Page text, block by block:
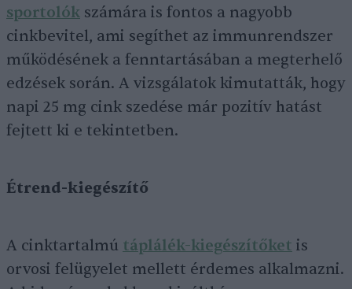
sportolók számára is fontos a nagyobb
cinkbevitel, ami segíthet az immunrendszer
működésének a fenntartásában a megterhelő
edzések során. A vizsgálatok kimutatták, hogy
napi 25 mg cink szedése már pozitív hatást
fejtett ki e tekintetben.
Étrend-kiegészítő
A cinktartalmú táplálék-kiegészítőket is
orvosi felügyelet mellett érdemes alkalmazni.